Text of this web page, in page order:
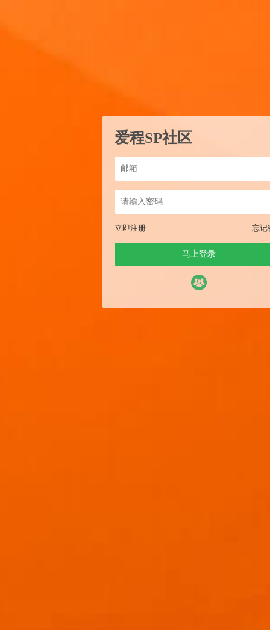
爱程SP社区
立即注册 忘记
马上登录